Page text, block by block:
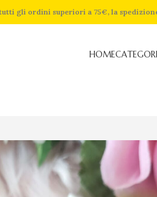
gli ordini superiori a 75€, la
HOME